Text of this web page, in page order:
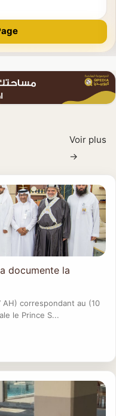
miséricorde
Voir plus
→
documente la
AH) correspondant au (10
le Prince S...